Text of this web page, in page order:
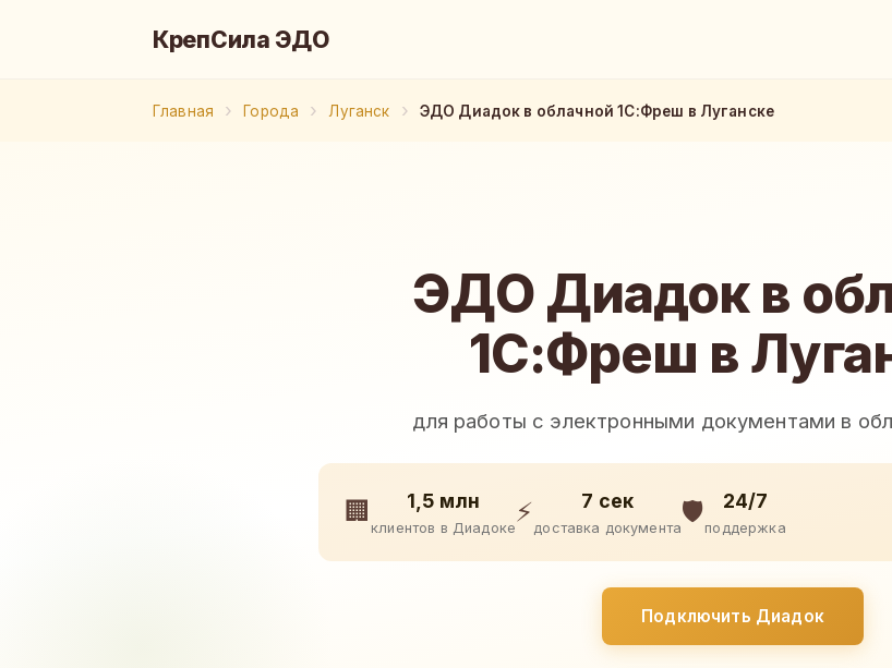
КрепСила ЭДО
Главная Города Луганск ЭДО Диадок в облачной 1С:Фреш в Луганске
ЭДО Диадок в
1С:Фреш в
для работы с электронными документами в
🏢 1,5 млн
клиентов в Диадоке
⚡ 7 сек
доставка документа
🛡️ 24/7
поддержка
Подключить Диадок